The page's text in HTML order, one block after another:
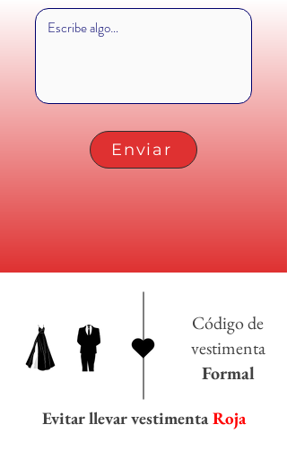
Enviar
Código de
vestimenta
Formal
Evitar llevar vestimentaRoja